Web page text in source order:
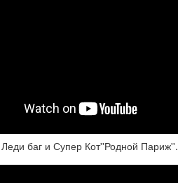
баг и Супер Кот''Родной Париж''.